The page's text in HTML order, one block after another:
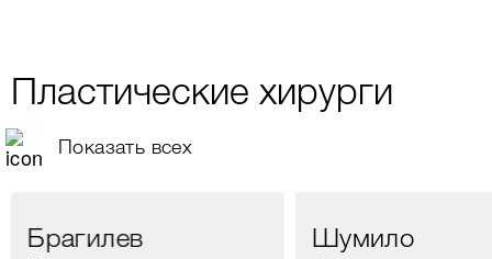
Пластические хирурги
Показать всех
Брагилев
Шумило